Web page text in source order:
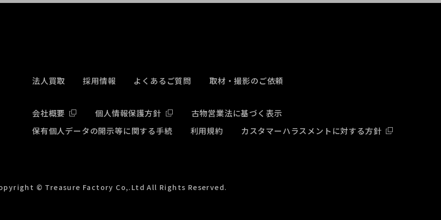
法人買取 採用情報 よくあるご質問 取材・撮影のご依頼
会社概要 個人情報保護方針
古物営業法に基づく表示
保有個人データの開示等に関する手続
利用規約 カスタマーハラスメントに対する方針
© Treasure Factory Co,.Ltd All Rights Reserved.